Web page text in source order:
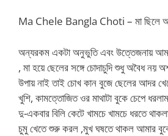
Ma Chele Bangla Choti – মা ছিলে
অন্যরকম একটা অনুভুতি এবং উত্তেজনায়
, মা হয়ে ছেলের সঙ্গে চোদাচুদি শুধু অবৈধ নয়
উপায় নাই তাই চোখ কান বুজে ছেলের আদর
খুশি, কামত্তোজিত ওর মাথাটা বুকে চেপে
দু-একবার বিলি কেটে খামচে খামচে ধরতে
চুমু খেতে শুরু করল ,মুখ ঘষতে থাকল আমার